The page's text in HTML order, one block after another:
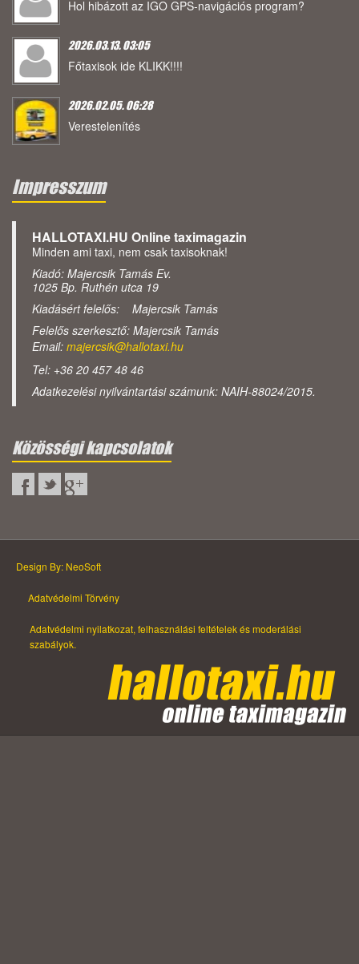
Hol hibázott az IGO GPS-navigációs program?
2026.03.13. 03:05
Főtaxisok ide KLIKK!!!!
2026.02.05. 06:28
Verestelenítés
Impresszum
HALLOTAXI.HU Online taximagazin
Minden ami taxi, nem csak taxisoknak!
Kiadó: Majercsik Tamás Ev.
1025 Bp. Ruthén utca 19
Kiadásért felelős: Majercsik Tamás
Felelős szerkesztő: Majercsik Tamás
Email: majercsik@hallotaxi.hu
Tel: +36 20 457 48 46
Adatkezelési nyilvántartási számunk: NAIH-88024/2015.
Közösségi kapcsolatok
Design By: NeoSoft
Adatvédelmi Törvény
Adatvédelmi nyilatkozat, felhasználási feltételek és moderálási
szabályok.